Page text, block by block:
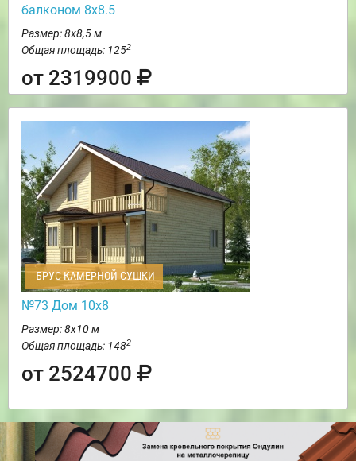
балконом 8х8.5
Размер: 8х8,5 м
Общая площадь: 1252
от 2319900
БРУС КАМЕРНОЙ СУШКИ
№73 Дом 10х8
Размер: 8х10 м
Общая площадь: 1482
от 2524700